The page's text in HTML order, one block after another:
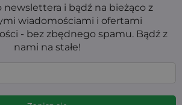
newslettera i bądź na bieżąco z
wiadomościami i ofertami
- bez zbędnego spamu. Bądź z
nami na stałe!